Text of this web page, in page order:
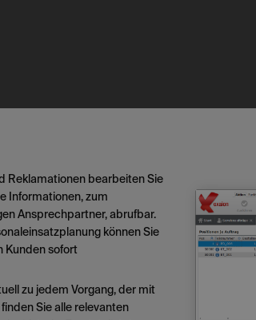
Reklamationen bearbeiten Sie
Informationen, zum
Ansprechpartner, abrufbar.
können Sie
Kunden sofort
zu jedem Vorgang, der mit
Sie alle relevanten